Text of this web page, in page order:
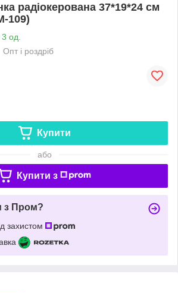
радіокерована 37*19*24 см
109)
од.
Опт і роздріб
Купити
або
Купити з
з Пром?
захистом